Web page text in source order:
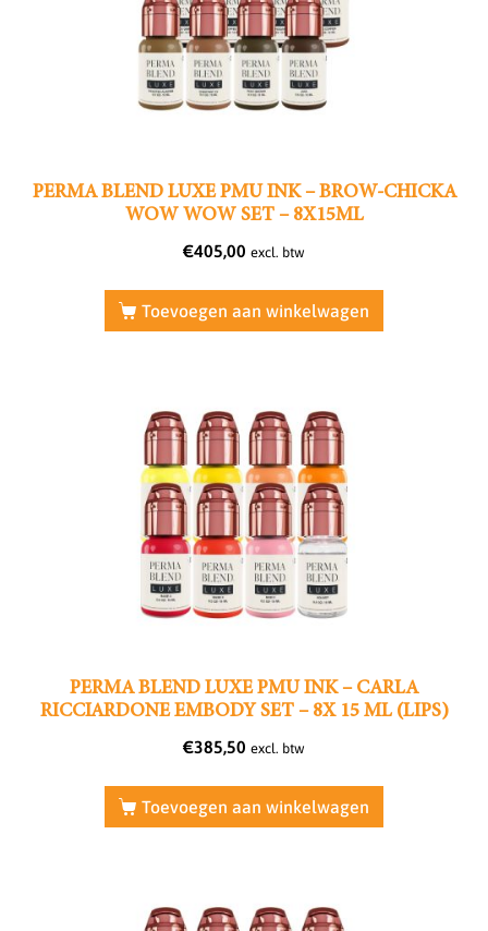
PERMA BLEND LUXE PMU INK – BROW-CHICKA
WOW WOW SET – 8X15ML
€405,00 excl. btw
Toevoegen aan winkelwagen
PERMA BLEND LUXE PMU INK – CARLA
RICCIARDONE EMBODY SET – 8X 15 ML (LIPS)
€385,50 excl. btw
Toevoegen aan winkelwagen